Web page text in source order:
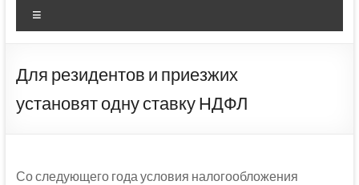
Для резидентов и приезжих
установят одну ставку НДФЛ
Со следующего года условия налогообложения